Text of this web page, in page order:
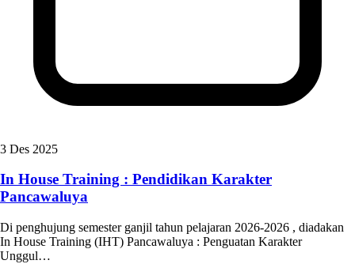
3 Des 2025
In House Training : Pendidikan Karakter
Pancawaluya
Di penghujung semester ganjil tahun pelajaran 2026-2026 , diadakan
In House Training (IHT) Pancawaluya : Penguatan Karakter
Unggul…